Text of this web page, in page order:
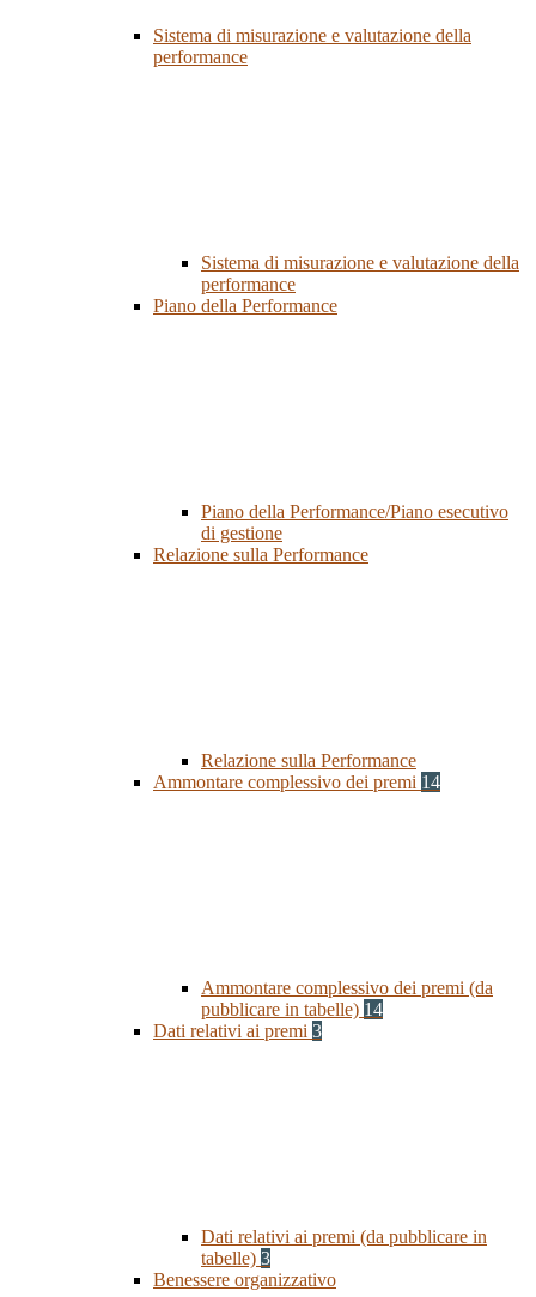
Sistema di misurazione e valutazione della
performance
Sistema di misurazione e valutazione della
performance
Piano della Performance
Piano della Performance/Piano esecutivo
di gestione
Relazione sulla Performance
Relazione sulla Performance
Ammontare complessivo dei premi 14
Ammontare complessivo dei premi (da
pubblicare in tabelle) 14
Dati relativi ai premi 3
Dati relativi ai premi (da pubblicare in
tabelle) 3
Benessere organizzativo